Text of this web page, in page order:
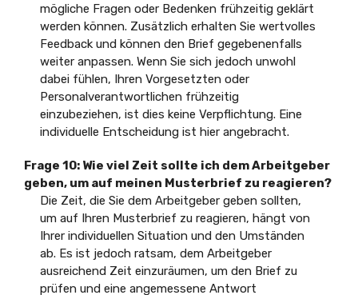
mögliche Fragen oder Bedenken frühzeitig geklärt
werden können. Zusätzlich erhalten Sie wertvolles
Feedback und können den Brief gegebenenfalls
weiter anpassen. Wenn Sie sich jedoch unwohl
dabei fühlen, Ihren Vorgesetzten oder
Personalverantwortlichen frühzeitig
einzubeziehen, ist dies keine Verpflichtung. Eine
individuelle Entscheidung ist hier angebracht.
Frage 10: Wie viel Zeit sollte ich dem Arbeitgeber
geben, um auf meinen Musterbrief zu reagieren?
Die Zeit, die Sie dem Arbeitgeber geben sollten,
um auf Ihren Musterbrief zu reagieren, hängt von
Ihrer individuellen Situation und den Umständen
ab. Es ist jedoch ratsam, dem Arbeitgeber
ausreichend Zeit einzuräumen, um den Brief zu
prüfen und eine angemessene Antwort